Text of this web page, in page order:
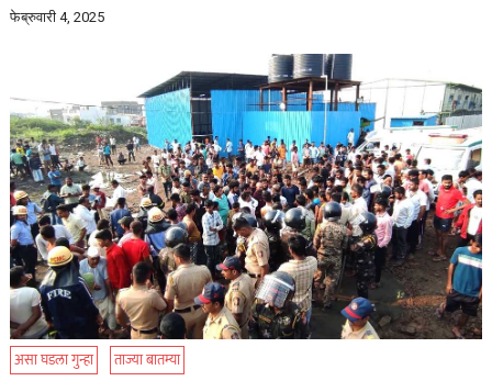
फेब्रुवारी 4, 2025
असा घडला गुन्हा ताज्या बातम्या